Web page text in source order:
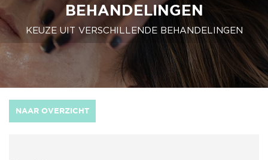
BEHANDELINGEN
KEUZE UIT VERSCHILLENDE BEHANDELINGEN
NAAR OVERZICHT